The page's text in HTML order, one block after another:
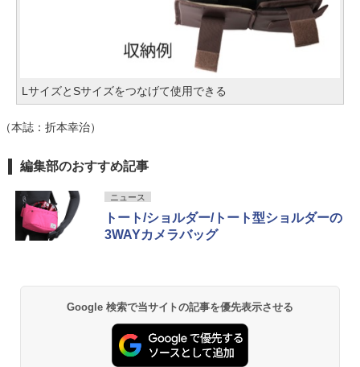
LサイズとSサイズをつなげて使用できる
（本誌：折本幸治）
編集部のおすすめ記事
ニュース
トート/ショルダー/トート型ショルダーの
3WAYカメラバッグ
Google 検索で当サイトの記事を優先表示させる